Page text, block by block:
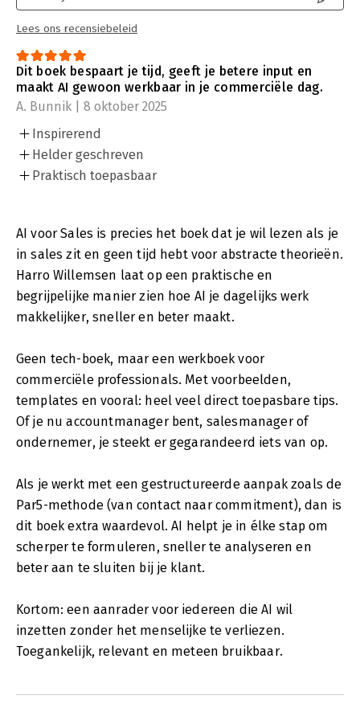
Lees ons recensiebeleid
Dit boek bespaart je tijd, geeft je betere input en
maakt AI gewoon werkbaar in je commerciële dag.
A. Bunnik | 8 oktober 2025
Inspirerend
Helder geschreven
Praktisch toepasbaar
AI voor Sales is precies het boek dat je wil lezen als je
in sales zit en geen tijd hebt voor abstracte theorieën.
Harro Willemsen laat op een praktische en
begrijpelijke manier zien hoe AI je dagelijks werk
makkelijker, sneller en beter maakt.
Geen tech-boek, maar een werkboek voor
commerciële professionals. Met voorbeelden,
templates en vooral: heel veel direct toepasbare tips.
Of je nu accountmanager bent, salesmanager of
ondernemer, je steekt er gegarandeerd iets van op.
Als je werkt met een gestructureerde aanpak zoals de
Par5-methode (van contact naar commitment), dan is
dit boek extra waardevol. AI helpt je in élke stap om
scherper te formuleren, sneller te analyseren en
beter aan te sluiten bij je klant.
Kortom: een aanrader voor iedereen die AI wil
inzetten zonder het menselijke te verliezen.
Toegankelijk, relevant en meteen bruikbaar.